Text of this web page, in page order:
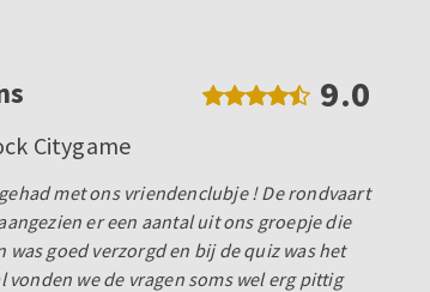
9.0
Citygame
met ons vriendenclubje ! De rondvaart
er een aantal uit ons groepje die
goed verzorgd en bij de quiz was het
we de vragen soms wel erg pittig